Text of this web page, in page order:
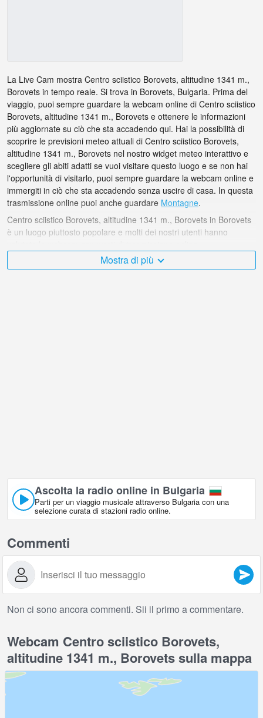
La Live Cam mostra Centro sciistico Borovets, altitudine 1341 m.,
Borovets in tempo reale. Si trova in Borovets, Bulgaria. Prima del
viaggio, puoi sempre guardare la webcam online di Centro sciistico
Borovets, altitudine 1341 m., Borovets e ottenere le informazioni
più aggiornate su ciò che sta accadendo qui. Hai la possibilità di
scoprire le previsioni meteo attuali di Centro sciistico Borovets,
altitudine 1341 m., Borovets nel nostro widget meteo interattivo e
scegliere gli abiti adatti se vuoi visitare questo luogo e se non hai
l'opportunità di visitarlo, puoi sempre guardare la webcam online e
immergiti in ciò che sta accadendo senza uscire di casa. In questa
trasmissione online puoi anche guardare Montagne.
Centro sciistico Borovets, altitudine 1341 m., Borovets in Borovets
è un luogo piuttosto popolare e molti dei nostri utenti hanno
Il Bulgaria è molto vario e ci sono moltissimi posti che mi
Mostra di più
Ascolta la radio online in Bulgaria
Parti per un viaggio musicale attraverso Bulgaria con una
selezione curata di stazioni radio online.
Commenti
Non ci sono ancora commenti. Sii il primo a commentare.
Webcam Centro sciistico Borovets,
altitudine 1341 m., Borovets sulla mappa